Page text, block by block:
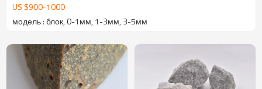
US $900-1000
модель : блок, 0-1мм, 1-3мм, 3-5мм